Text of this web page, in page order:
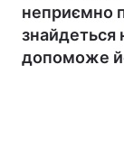
неприємно
знайдеться
допоможе